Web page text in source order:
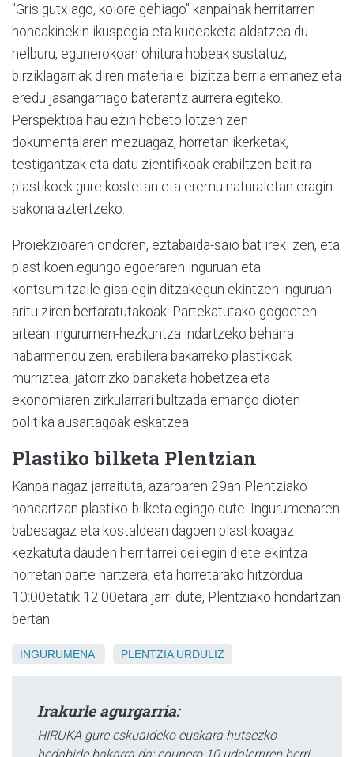
"Gris gutxiago, kolore gehiago" kanpainak herritarren
hondakinekin ikuspegia eta kudeaketa aldatzea du
helburu, egunerokoan ohitura hobeak sustatuz,
birziklagarriak diren materialei bizitza berria emanez eta
eredu jasangarriago baterantz aurrera egiteko.
Perspektiba hau ezin hobeto lotzen zen
dokumentalaren mezuagaz, horretan ikerketak,
testigantzak eta datu zientifikoak erabiltzen baitira
plastikoek gure kostetan eta eremu naturaletan eragin
sakona aztertzeko.
Proiekzioaren ondoren, eztabaida-saio bat ireki zen, eta
plastikoen egungo egoeraren inguruan eta
kontsumitzaile gisa egin ditzakegun ekintzen inguruan
aritu ziren bertaratutakoak. Partekatutako gogoeten
artean ingurumen-hezkuntza indartzeko beharra
nabarmendu zen, erabilera bakarreko plastikoak
murriztea, jatorrizko banaketa hobetzea eta
ekonomiaren zirkularrari bultzada emango dioten
politika ausartagoak eskatzea.
Plastiko bilketa Plentzian
Kanpainagaz jarraituta, azaroaren 29an Plentziako
hondartzan plastiko-bilketa egingo dute. Ingurumenaren
babesagaz eta kostaldean dagoen plastikoagaz
kezkatuta dauden herritarrei dei egin diete ekintza
horretan parte hartzera, eta horretarako hitzordua
10:00etatik 12:00etara jarri dute, Plentziako hondartzan
bertan.
INGURUMENA PLENTZIA URDULIZ
Irakurle agurgarria:
HIRUKA gure eskualdeko euskara hutsezko